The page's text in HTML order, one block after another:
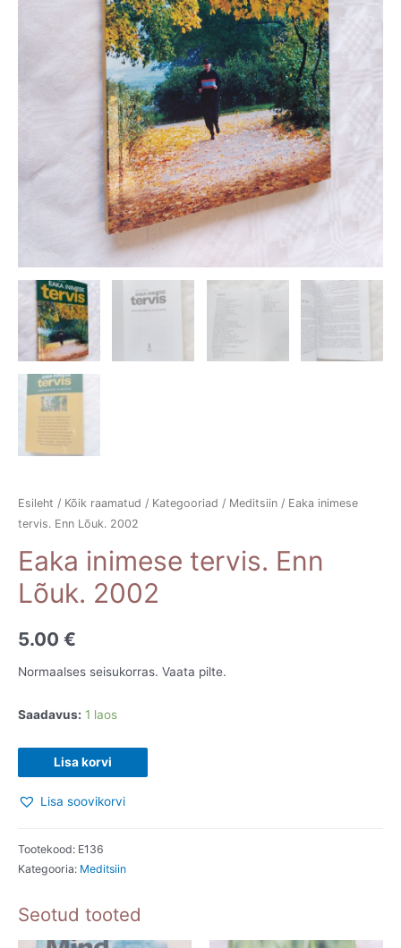
Esileht / Kõik raamatud / Kategooriad / Meditsiin / Eaka inimese
tervis. Enn Lõuk. 2002
Eaka inimese tervis. Enn
Lõuk. 2002
5.00 €
Normaalses seisukorras. Vaata pilte.
Saadavus: 1 laos
inimese
tervis.
Lõuk.
2002
Lisa korvi
Lisa soovikorvi
Tootekood: E136
Kategooria: Meditsiin
Seotud tooted